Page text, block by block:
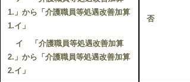
1.」から「介護職員等処遇改善加算
1.イ」
イ 「介護職員等処遇改善加算
2.」から「介護職員等処遇改善加算
2.イ」
否